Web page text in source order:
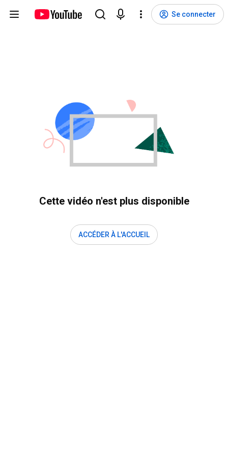
Se connecter
Cette vidéo n'est plus disponible
ACCÉDER À L'ACCUEIL